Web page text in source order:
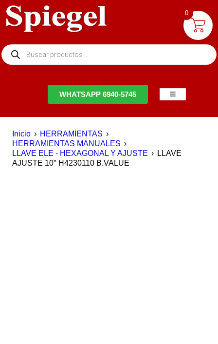
WHATSAPP 6940-5745
Inicio › HERRAMIENTAS ›
HERRAMIENTAS MANUALES ›
LLAVE ELE - HEXAGONAL Y AJUSTE › LLAVE
AJUSTE 10″ H4230110 B.VALUE
0